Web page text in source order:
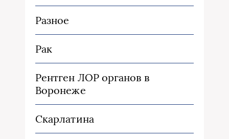
Разное
Рак
Рентген ЛОР органов в
Воронеже
Скарлатина